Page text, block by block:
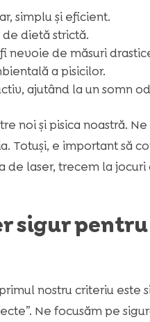
simplu și eficient.
dietă strictă.
nevoie de măsuri
a pisicilor.
ajutând la un somn
noi și pisica noastră.
Totuși, e important să
de laser, trecem la
sigur
nostru criteriu este
Ne focusăm pe